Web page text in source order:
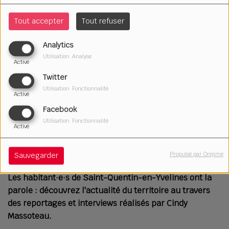
Tout accepter Tout refuser
Analytics
Activé
Utilisation: Analyse
Twitter
Activé
Utilisation: Fonctionnalité
Facebook
Activé
Utilisation: Fonctionnalité
Sauvegarder Propulsé par Orejime
11 décembre 2025
Écouter le podcast
Télécharger le podcast
Les habitant·e·s de Saint-Quentin-en-Yvelines ont la
parole : découvrez l'actualité du territoire au travers
des reportages et interviews réalisés par Cindy
Massoteau.